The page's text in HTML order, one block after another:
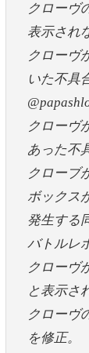
クローヴ
表示され
クローヴ
いた不具
クローヴ
あった不
クローブ
ボックス
発生する
バトルレ
クローヴ
と表示さ
クローヴ
を修正。